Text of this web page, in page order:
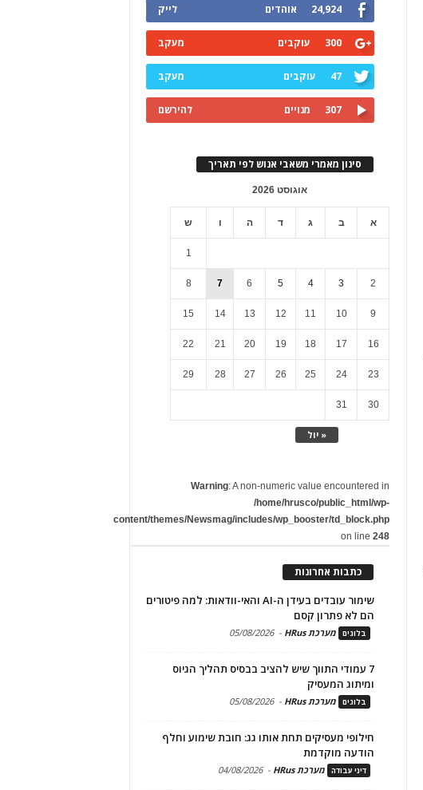
24,924 אוהדים לייק
300 עוקבים מעקב
47 עוקבים מעקב
307 מנויים להירשם
סינון מאמרי משאבי אנוש לפי תאריך
אוגוסט 2026
א ב ג ד ה ו ש
« יול
1
2
3
4
5
6
7
8
9
10
11
12
13
14
15
16
17
18
19
20
21
22
23
24
25
26
27
28
29
30
31
Warning: A non-numeric value encountered in
/home/hrusco/public_html/wp-
content/themes/Newsmag/includes/wp_booster/td_block.php
on line248
כתבות אחרונות
שימור עובדים בעידן ה-AI והאי-וודאות: למה פיטורים
הם לא פתרון קסם
בלוגים מערכת HRus -
05/08/2026
7 עמודי התווך שיש להציב בבסיס תהליך הגיוס
ומיתוג המעסיק
בלוגים מערכת HRus -
05/08/2026
חילופי מעסיקים תחת אותו גג: חובת שימוע וחלף
הודעה מוקדמת
דיני עבודה מערכת HRus -
04/08/2026